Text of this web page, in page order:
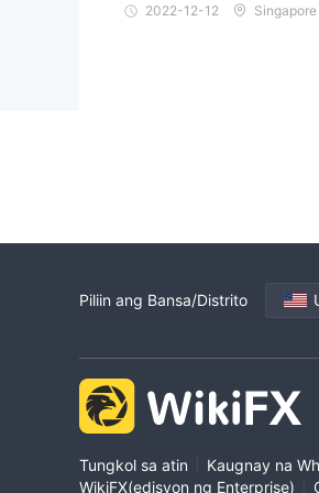
Mga kalamangan at
2022-12-12 Singapore
Piliin ang Bansa/Distrito
Tungkol sa atin Kaugnay na
WikiFX(edisyon ng Enterprise)